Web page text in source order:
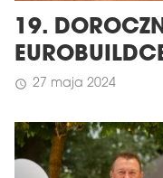
19.
schedule 27 maja 2024